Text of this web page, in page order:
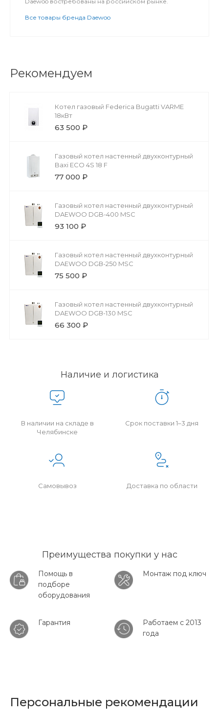
Все товары бренда Daewoo
Рекомендуем
Котел газовый Federica Bugatti VARME
18кВт
63 500 ₽
Газовый котел настенный двухконтурный
Baxi ECO 4S 18 F
77 000 ₽
Газовый котел настенный двухконтурный
DAEWOO DGB-400 MSC
93 100 ₽
Газовый котел настенный двухконтурный
DAEWOO DGВ-250 MSC
75 500 ₽
Газовый котел настенный двухконтурный
DAEWOO DGВ-130 MSC
66 300 ₽
Наличие и логистика
В наличии на складе в
Челябинске
Срок поставки 1–3 дня
Самовывоз Доставка по области
Преимущества покупки у нас
Помощь в
подборе
оборудования
Монтаж под ключ
Гарантия
Работаем с 2013
года
Персональные рекомендации